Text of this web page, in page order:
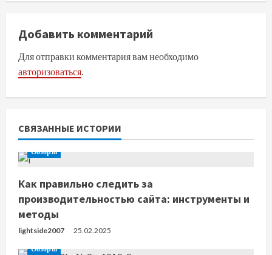
ж
и
ч
т
е
н
и
Добавить комментарий
Для отправки комментария вам необходимо
авторизоваться.
СВЯЗАННЫЕ ИСТОРИИ
Обзоры
Как правильно следить за
производительностью сайта: инструменты и
методы
lightside2007
25.02.2025
Обзоры